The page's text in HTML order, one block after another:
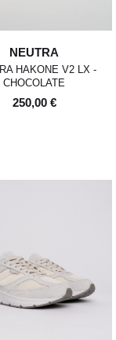
NEUTRA
HAKONE V2 LX -
CHOCOLATE
250,00 €